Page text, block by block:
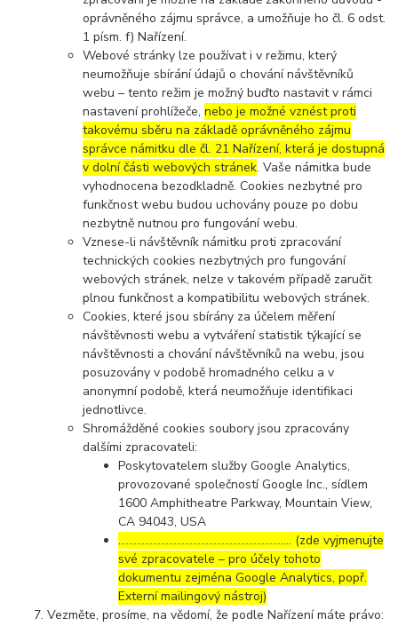
oprávněného zájmu správce, a umožňuje ho čl. 6 odst.
1 písm. f) Nařízení.
Webové stránky lze používat i v režimu, který
neumožňuje sbírání údajů o chování návštěvníků
webu – tento režim je možný buďto nastavit v rámci
nastavení prohlížeče,nebo je možné vznést proti
takovému sběru na základě oprávněného zájmu
správce námitku dle čl. 21 Nařízení, která je dostupná
v dolní části webových stránek. Vaše námitka bude
vyhodnocena bezodkladně. Cookies nezbytné pro
funkčnost webu budou uchovány pouze po dobu
nezbytně nutnou pro fungování webu.
Vznese-li návštěvník námitku proti zpracování
technických cookies nezbytných pro fungování
webových stránek, nelze v takovém případě zaručit
plnou funkčnost a kompatibilitu webových stránek.
Cookies, které jsou sbírány za účelem měření
návštěvnosti webu a vytváření statistik týkající se
návštěvnosti a chování návštěvníků na webu, jsou
posuzovány v podobě hromadného celku a v
anonymní podobě, která neumožňuje identifikaci
jednotlivce.
Shromážděné cookies soubory jsou zpracovány
dalšími zpracovateli:
Poskytovatelem služby Google Analytics,
provozované společností Google Inc., sídlem
1600 Amphitheatre Parkway, Mountain View,
CA 94043, USA
……………………………………………………..… (zde vyjmenujte
své zpracovatele – pro účely tohoto
dokumentu zejména Google Analytics, popř.
Externí mailingový nástroj)
Vezměte, prosíme, na vědomí, že podle Nařízení máte právo: